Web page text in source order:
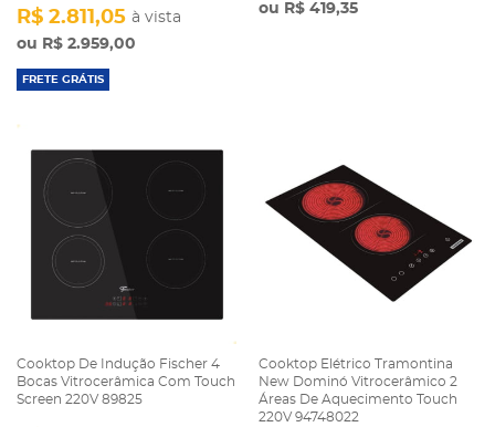
R$ 2.959,00
R$ 2.811,05 à vista
FRETE GRÁTIS
R$ 419,35
Cooktop De Indução Fischer 4
Bocas Vitrocerâmica Com Touch
Screen 220V 89825
Cooktop Elétrico Tramontina
New Dominó Vitrocerâmico 2
Áreas De Aquecimento Touch
220V 94748022